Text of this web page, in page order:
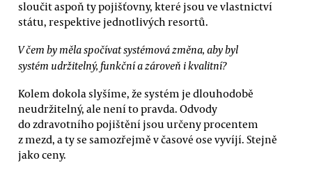
sloučit aspoň ty pojišťovny, které jsou ve vlastnictví
státu, respektive jednotlivých resortů.
V čem by měla spočívat systémová změna, aby byl
systém udržitelný, funkční a zároveň i kvalitní?
Kolem dokola slyšíme, že systém je dlouhodobě
neudržitelný, ale není to pravda. Odvody
do zdravotního pojištění jsou určeny procentem
z mezd, a ty se samozřejmě v časové ose vyvíjí. Stejně
jako ceny.